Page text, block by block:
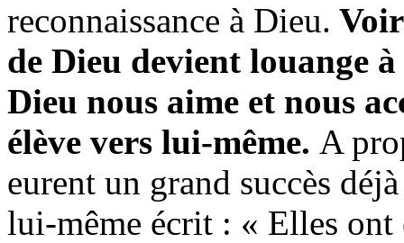
reconnaissance à Dieu.
de Dieu devient louange
Dieu nous aime et nous
élève vers lui-même. A
eurent un grand succès
lui-même écrit : « Elles